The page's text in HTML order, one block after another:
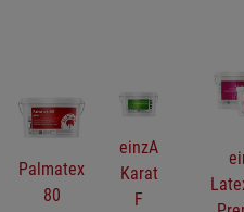
Latexfarbe
Pro-
plus